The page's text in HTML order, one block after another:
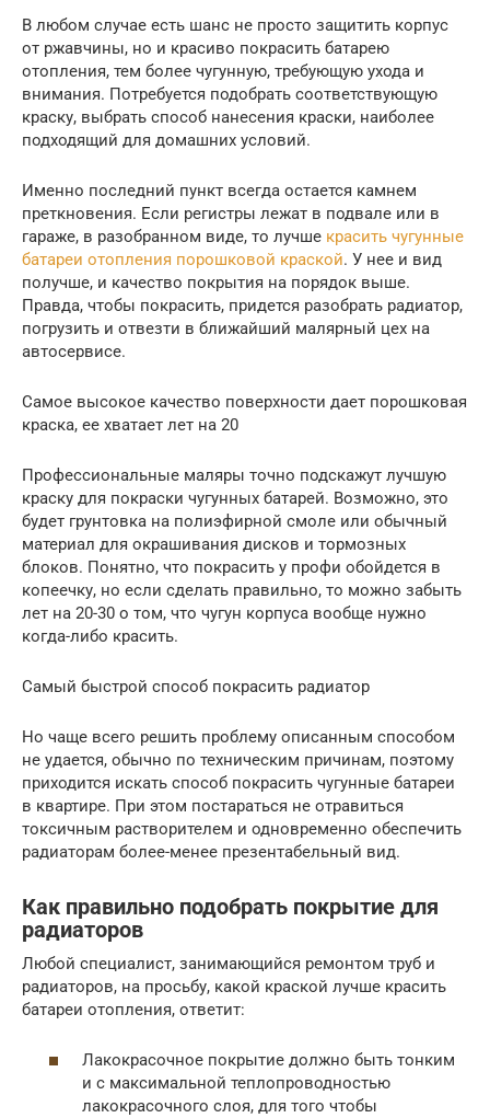
В любом случае есть шанс не просто защитить корпус
от ржавчины, но и красиво покрасить батарею
отопления, тем более чугунную, требующую ухода и
внимания. Потребуется подобрать соответствующую
краску, выбрать способ нанесения краски, наиболее
подходящий для домашних условий.
Именно последний пункт всегда остается камнем
преткновения. Если регистры лежат в подвале или в
гараже, в разобранном виде, то лучше красить чугунные
батареи отопления порошковой краской. У нее и вид
получше, и качество покрытия на порядок выше.
Правда, чтобы покрасить, придется разобрать радиатор,
погрузить и отвезти в ближайший малярный цех на
автосервисе.
Самое высокое качество поверхности дает порошковая
краска, ее хватает лет на 20
Профессиональные маляры точно подскажут лучшую
краску для покраски чугунных батарей. Возможно, это
будет грунтовка на полиэфирной смоле или обычный
материал для окрашивания дисков и тормозных
блоков. Понятно, что покрасить у профи обойдется в
копеечку, но если сделать правильно, то можно забыть
лет на 20-30 о том, что чугун корпуса вообще нужно
когда-либо красить.
Самый быстрой способ покрасить радиатор
Но чаще всего решить проблему описанным способом
не удается, обычно по техническим причинам, поэтому
приходится искать способ покрасить чугунные батареи
в квартире. При этом постараться не отравиться
токсичным растворителем и одновременно обеспечить
радиаторам более-менее презентабельный вид.
Как правильно подобрать покрытие для
радиаторов
Любой специалист, занимающийся ремонтом труб и
радиаторов, на просьбу, какой краской лучше красить
батареи отопления, ответит:
Лакокрасочное покрытие должно быть тонким
и с максимальной теплопроводностью
лакокрасочного слоя, для того чтобы